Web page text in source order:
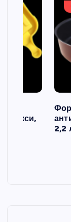
макси,
2,2